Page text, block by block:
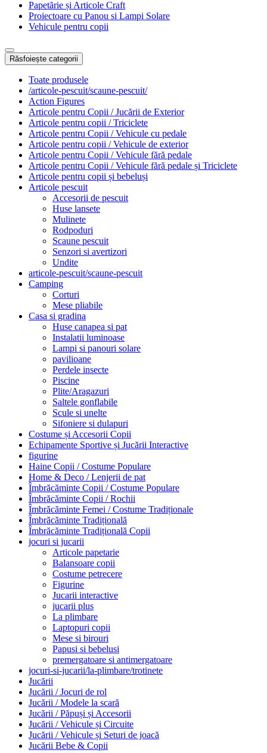
Papetărie și Articole Craft
Proiectoare cu Panou si Lampi Solare
Vehicule pentru copii
Răsfoiește categorii
Toate produsele
/articole-pescuit/scaune-pescuit/
Action Figures
Articole pentru Copii / Jucării de Exterior
Articole pentru copii / Triciclete
Articole pentru Copii / Vehicule cu pedale
Articole pentru copii / Vehicule de exterior
Articole pentru Copii / Vehicule fără pedale
Articole pentru Copii / Vehicule fără pedale și Triciclete
Articole pentru copii și bebeluși
Articole pescuit
Accesorii de pescuit
Huse lansete
Mulinete
Rodpoduri
Scaune pescuit
Senzori si avertizori
Undite
articole-pescuit/scaune-pescuit
Camping
Corturi
Mese pliabile
Casa si gradina
Huse canapea si pat
Instalatii luminoase
Lampi si panouri solare
pavilioane
Perdele insecte
Piscine
Plite/Aragazuri
Saltele gonflabile
Scule si unelte
Sifoniere si dulapuri
Costume și Accesorii Copii
Echipamente Sportive și Jucării Interactive
figurine
Haine Copii / Costume Populare
Home & Deco / Lenjerii de pat
Îmbrăcăminte Copii / Costume Populare
Îmbrăcăminte Copii / Rochii
Îmbrăcăminte Femei / Costume Tradiționale
Îmbrăcăminte Tradițională
Îmbrăcăminte Tradițională Copii
jocuri si jucarii
Articole papetarie
Balansoare copii
Costume petrecere
Figurine
Jucarii interactive
jucarii plus
La plimbare
Laptopuri copii
Mese si birouri
Papusi si bebelusi
premergatoare si antimergatoare
jocuri-si-jucarii/la-plimbare/trotinete
Jucării
Jucării / Jocuri de rol
Jucării / Modele la scară
Jucării / Păpuși și Accesorii
Jucării / Vehicule și Circuite
Jucării / Vehicule și Seturi de joacă
Jucării Bebe & Copii